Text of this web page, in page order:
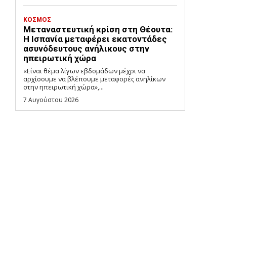
ΚΟΣΜΟΣ
Μεταναστευτική κρίση στη Θέουτα:
Η Ισπανία μεταφέρει εκατοντάδες
ασυνόδευτους ανήλικους στην
ηπειρωτική χώρα
«Είναι θέμα λίγων εβδομάδων μέχρι να
αρχίσουμε να βλέπουμε μεταφορές ανηλίκων
στην ηπειρωτική χώρα»,...
7 Αυγούστου 2026